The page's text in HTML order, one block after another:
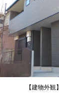
【建物外観】